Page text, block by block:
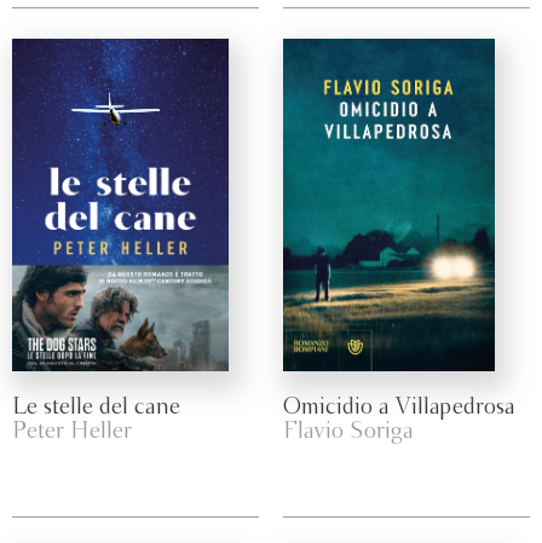
Le stelle del cane
Peter Heller
Omicidio a Villapedrosa
Flavio Soriga